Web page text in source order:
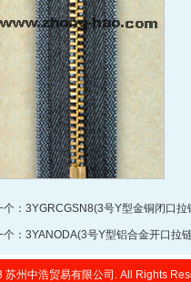
个：3YGRCGSN8(3号Y型金铜闭口
个：3YANODA(3号Y型铝合金开口拉
州中浩贸易有限公司. All Rights